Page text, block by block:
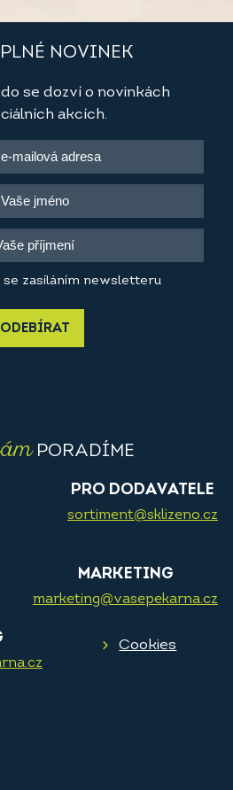
NOVINEK
se dozví o novinkách
akcích.
se zasíláním newsletteru
ODEBÍRAT
PORADÍME
PRO DODAVATELE
sortiment@sklizeno.cz
MARKETING
marketing@vasepekarna.cz
Cookies